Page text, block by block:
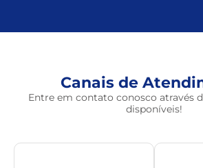
Canais de
Entre em contato conosco através
disponíveis!